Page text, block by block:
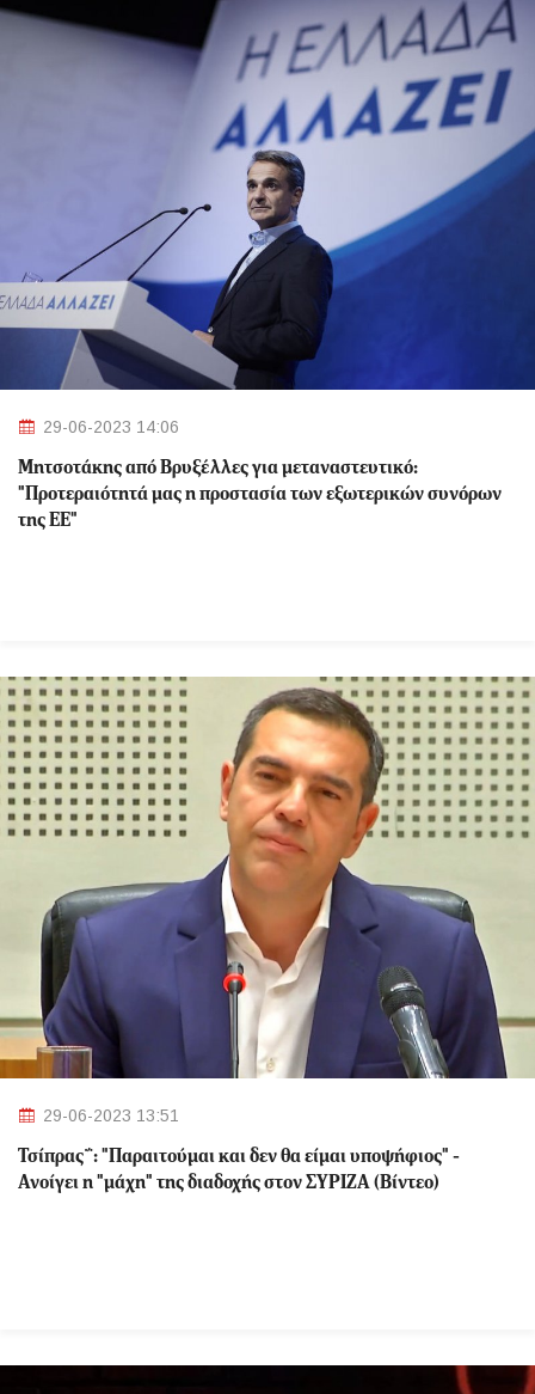
29-06-2023 14:06
Μητσοτάκης από Βρυξέλλες για μεταναστευτικό:
"Προτεραιότητά μας η προστασία των εξωτερικών συνόρων
της ΕΕ"
29-06-2023 13:51
Τσίπρας΅: "Παραιτούμαι και δεν θα είμαι υποψήφιος" -
Ανοίγει η "μάχη" της διαδοχής στον ΣΥΡΙΖΑ (Βίντεο)